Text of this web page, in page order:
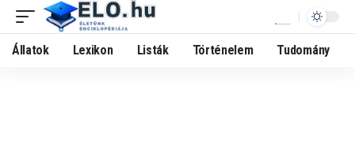
Állatok Lexikon Listák Történelem Tudomány